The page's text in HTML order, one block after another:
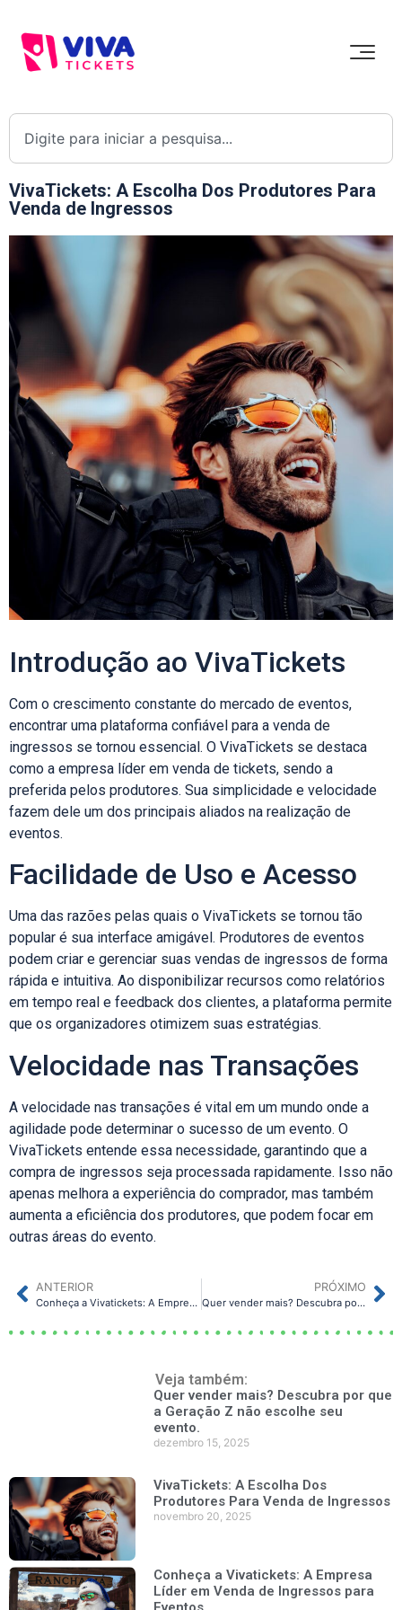
VivaTickets: A Escolha Dos Produtores Para
Venda de Ingressos
Introdução ao VivaTickets
Com o crescimento constante do mercado de eventos,
encontrar uma plataforma confiável para a venda de
ingressos se tornou essencial. O VivaTickets se destaca
como a empresa líder em venda de tickets, sendo a
preferida pelos produtores. Sua simplicidade e velocidade
fazem dele um dos principais aliados na realização de
eventos.
Facilidade de Uso e Acesso
Uma das razões pelas quais o VivaTickets se tornou tão
popular é sua interface amigável. Produtores de eventos
podem criar e gerenciar suas vendas de ingressos de forma
rápida e intuitiva. Ao disponibilizar recursos como relatórios
em tempo real e feedback dos clientes, a plataforma permite
que os organizadores otimizem suas estratégias.
Velocidade nas Transações
A velocidade nas transações é vital em um mundo onde a
agilidade pode determinar o sucesso de um evento. O
VivaTickets entende essa necessidade, garantindo que a
compra de ingressos seja processada rapidamente. Isso não
apenas melhora a experiência do comprador, mas também
aumenta a eficiência dos produtores, que podem focar em
outras áreas do evento.
ANTERIOR
Conheça a Vivatickets: A Empresa Líder em Venda de Ingressos para Eventos
PRÓXIMO
Quer vender mais? Descubra por que a Geração Z não escolhe seu evento.
Veja também:
Quer vender mais? Descubra por que
a Geração Z não escolhe seu
evento.
dezembro 15, 2025
VivaTickets: A Escolha Dos
Produtores Para Venda de Ingressos
novembro 20, 2025
Conheça a Vivatickets: A Empresa
Líder em Venda de Ingressos para